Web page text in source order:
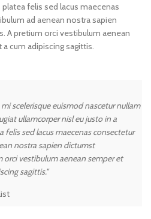
felis sed lacus maecenas
ad aenean nostra sapien
A pretium orci vestibulum aenean
cum adipiscing sagittis.
scelerisque euismod nascetur nullam
ullamcorper nisl eu justo in a
felis sed lacus maecenas consectetur
nostra sapien dictumst
vestibulum aenean semper et
sagittis."